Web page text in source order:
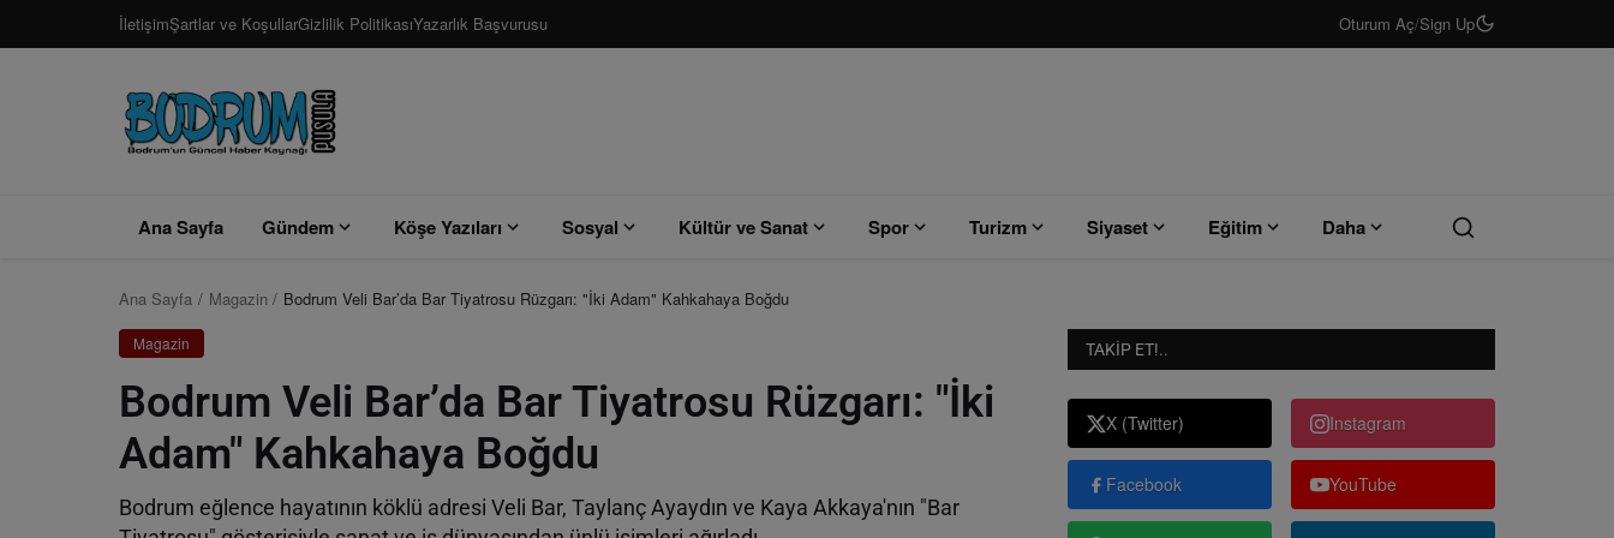
İletişimŞartlar ve KoşullarGizlilik PolitikasıYazarlık Başvurusu Oturum Aç/Sign Up
Ana Sayfa Gündem Köşe Yazıları Sosyal Kültür ve Sanat Spor Turizm Siyaset Eğitim Daha
Ana Sayfa Magazin Bodrum Veli Bar’da Bar Tiyatrosu Rüzgarı: "İki Adam" Kahkahaya Boğdu
Magazin
Bodrum Veli Bar’da Bar Tiyatrosu Rüzgarı: "İki
Adam" Kahkahaya Boğdu
Bodrum eğlence hayatının köklü adresi Veli Bar, Taylanç Ayaydın ve Kaya Akkaya'nın "Bar
TAKIP ET!..
X (Twitter) Instagram
Facebook YouTube